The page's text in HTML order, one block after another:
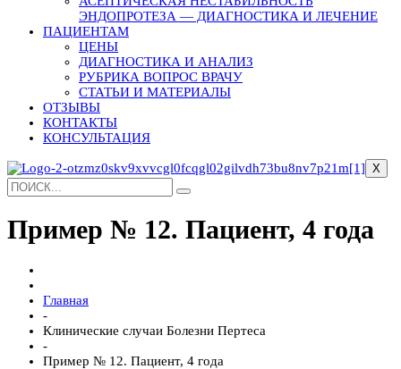
ЭНДОПРОТЕЗА — ДИАГНОСТИКА И ЛЕЧЕНИЕ
ПАЦИЕНТАМ
ЦЕНЫ
ДИАГНОСТИКА И АНАЛИЗ
РУБРИКА ВОПРОС ВРАЧУ
СТАТЬИ И МАТЕРИАЛЫ
ОТЗЫВЫ
КОНТАКТЫ
КОНСУЛЬТАЦИЯ
X
Пример № 12. Пациент, 4 года
Главная
-
Клинические случаи Болезни Пертеса
-
Пример № 12. Пациент, 4 года